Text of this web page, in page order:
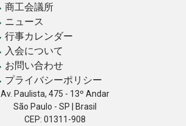
商工会議所
ニュース
行事カレンダー
入会について
お問い合わせ
プライバシーポリシー
Av. Paulista, 475 - 13º Andar
São Paulo - SP | Brasil
CEP: 01311-908